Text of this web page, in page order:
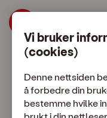
Hopp til meny
Hopp til hovedinnhold
Vi bruker
(cookies)
Denne nettsiden
å forbedre din
bestemme hvilke